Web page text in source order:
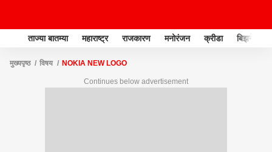
ताज्या बातम्या महाराष्ट्र राजकारण मनोरंजन क्रीडा बिझनेस
मुख्यपृष्ठ विषय NOKIA NEW LOGO
Continues below advertisement